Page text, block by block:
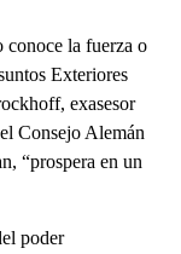
conoce la fuerza o
Exteriores
exasesor
Consejo Alemán
“prospera en un
poder